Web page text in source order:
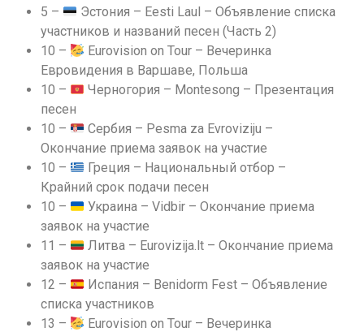
5 –
Эстония – Eesti Laul – Объявление списка
участников и названий песен (Часть 2)
10 –
Eurovision on Tour – Вечеринка
Евровидения в Варшаве, Польша
10 –
Черногория – Montesong – Презентация
песен
10 –
Сербия – Pesma za Evroviziju –
Окончание приема заявок на участие
10 –
Греция – Национальный отбор –
Крайний срок подачи песен
10 –
Украина – Vidbir – Окончание приема
заявок на участие
11 –
Литва – Eurovizija.lt – Окончание приема
заявок на участие
12 –
Испания – Benidorm Fest – Объявление
списка участников
13 –
Eurovision on Tour – Вечеринка